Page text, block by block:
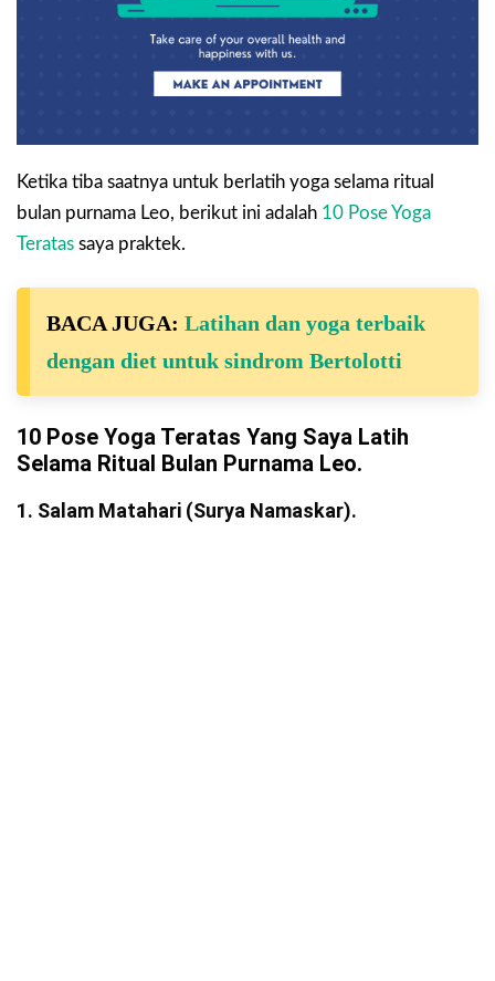
Ketika tiba saatnya untuk berlatih yoga selama ritual
bulan purnama Leo, berikut ini adalah 10 Pose Yoga
Teratas saya praktek.
BACA JUGA: Latihan dan yoga terbaik
dengan diet untuk sindrom Bertolotti
10 Pose Yoga Teratas Yang Saya Latih
Selama Ritual Bulan Purnama Leo.
1. Salam Matahari (Surya Namaskar).